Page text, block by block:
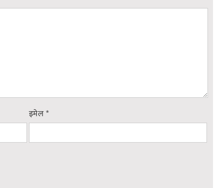
इमेल*